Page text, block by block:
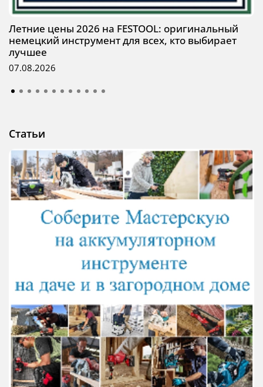
Летние цены 2026 на FESTOOL: оригинальный
немецкий инструмент для всех, кто выбирает
лучшее
07.08.2026
Статьи